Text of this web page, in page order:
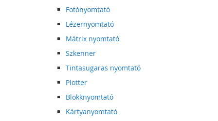
Fotónyomtató
Lézernyomtató
Mátrix nyomtató
Szkenner
Tintasugaras nyomtató
Plotter
Blokknyomtató
Kártyanyomtató